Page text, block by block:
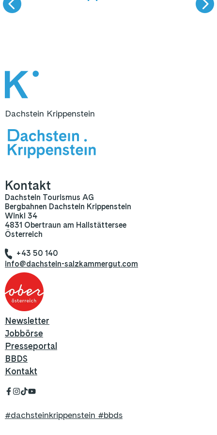
WANDERN &
Dachstein Krippenstein
Kontakt
Dachstein Tourismus AG
Bergbahnen Dachstein Krippenstein
Winkl 34
4831 Obertraun am Hallstättersee
Österreich
+43 50 140
info@dachstein-salzkammergut.com
Newsletter
Jobbörse
Presseportal
BBDS
Kontakt
#dachsteinkrippenstein #bbds